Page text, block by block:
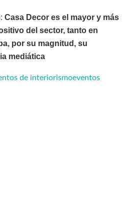
Casa Decor es el mayor y más
del sector, tanto en
por su magnitud, su
mediática
de interiorismoeventos